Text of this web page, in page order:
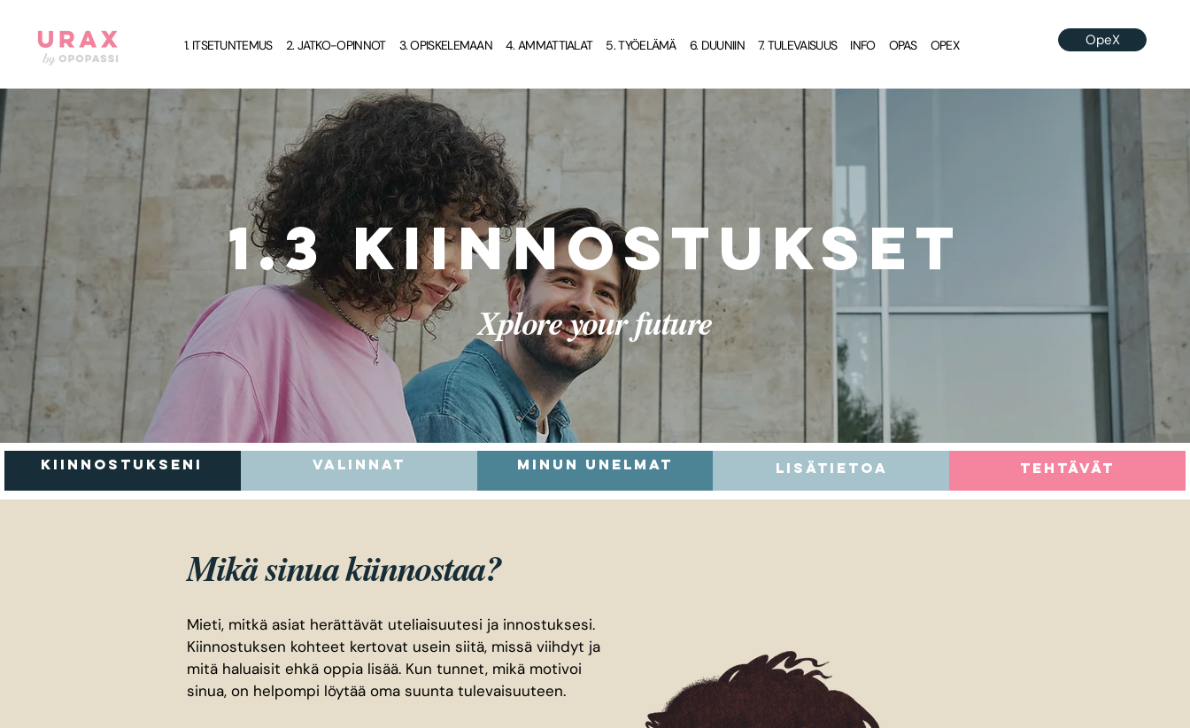
CPC Peak 1. ITSETUNTEMUS 2. JATKO-OPINNOT 3. OPISKELEMAAN 4. AMMATTIALAT 5. TYÖELÄMÄ 6. DUUNIIN 7. TULEVAISUUS INFO OPAS OPEX OpeX
1.3 kiinnostukset
Xplore your future
kiinnostukseni valinnat minun unelmat Lisätietoa TEHTÄVÄT
Mikä sinua kiinnostaa?
Mieti, mitkä asiat herättävät uteliaisuutesi ja innostuksesi.
Kiinnostuksen kohteet kertovat usein siitä, missä viihdyt ja
mitä haluaisit ehkä oppia lisää. Kun tunnet, mikä motivoi
sinua, on helpompi löytää oma suunta tulevaisuuteen.